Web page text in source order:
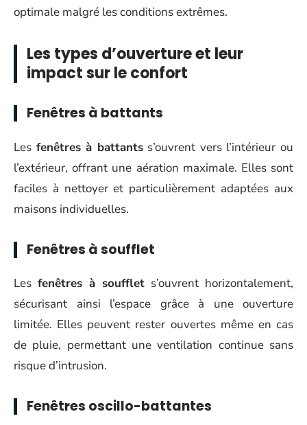
optimale malgré les conditions extrêmes.
Les types d’ouverture et leur
impact sur le confort
Fenêtres à battants
Les fenêtres à battantss’ouvrent vers l’intérieur ou
l’extérieur, offrant une aération maximale. Elles sont
faciles à nettoyer et particulièrement adaptées aux
maisons individuelles.
Fenêtres à soufflet
Les fenêtres à soufflet s’ouvrent horizontalement,
sécurisant ainsi l’espace grâce à une ouverture
limitée. Elles peuvent rester ouvertes même en cas
de pluie, permettant une ventilation continue sans
risque d’intrusion.
Fenêtres oscillo-battantes